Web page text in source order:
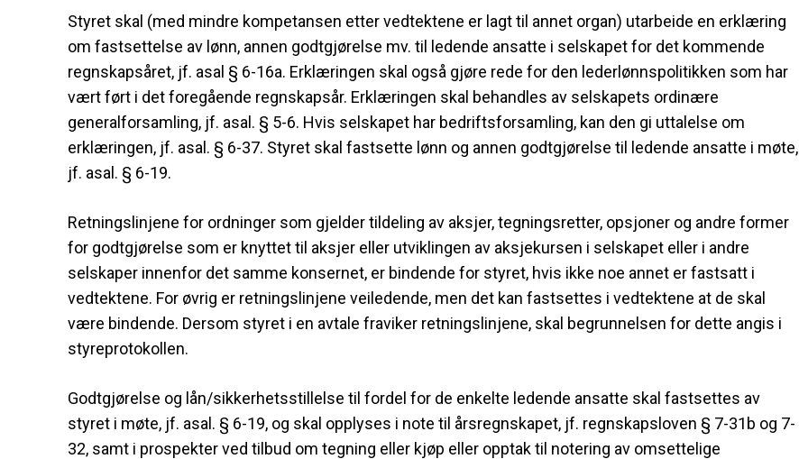
Styret skal (med mindre kompetansen etter vedtektene er lagt til annet organ) utarbeide en erklæring
om fastsettelse av lønn, annen godtgjørelse mv. til ledende ansatte i selskapet for det kommende
regnskapsåret, jf. asal § 6-16a. Erklæringen skal også gjøre rede for den lederlønnspolitikken som har
vært ført i det foregående regnskapsår. Erklæringen skal behandles av selskapets ordinære
generalforsamling, jf. asal. § 5-6. Hvis selskapet har bedriftsforsamling, kan den gi uttalelse om
erklæringen, jf. asal. § 6-37. Styret skal fastsette lønn og annen godtgjørelse til ledende ansatte i møte,
jf. asal. § 6-19.
Retningslinjene for ordninger som gjelder tildeling av aksjer, tegningsretter, opsjoner og andre former
for godtgjørelse som er knyttet til aksjer eller utviklingen av aksjekursen i selskapet eller i andre
selskaper innenfor det samme konsernet, er bindende for styret, hvis ikke noe annet er fastsatt i
vedtektene. For øvrig er retningslinjene veiledende, men det kan fastsettes i vedtektene at de skal
være bindende. Dersom styret i en avtale fraviker retningslinjene, skal begrunnelsen for dette angis i
styreprotokollen.
Godtgjørelse og lån/sikkerhetsstillelse til fordel for de enkelte ledende ansatte skal fastsettes av
styret i møte, jf. asal. § 6-19, og skal opplyses i note til årsregnskapet, jf. regnskapsloven § 7-31b og 7-
32, samt i prospekter ved tilbud om tegning eller kjøp eller opptak til notering av omsettelige